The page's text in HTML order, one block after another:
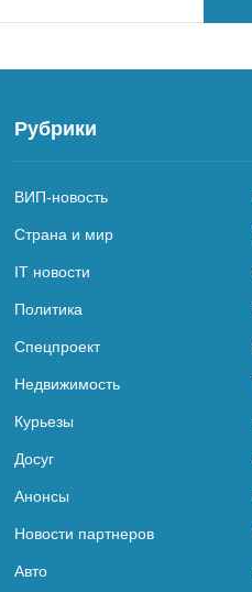
Рубрики
ВИП-новость
Страна и мир
IT новости
Политика
Спецпроект
Недвижимость
Курьезы
Досуг
Анонсы
Новости партнеров
Авто